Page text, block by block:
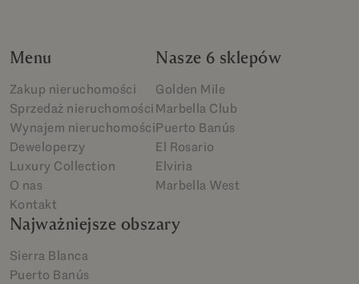
Menu
Zakup nieruchomości
Sprzedaż nieruchomości
Wynajem nieruchomości
Deweloperzy
Luxury Collection
O nas
Kontakt
Nasze 6 sklepów
Golden Mile
Marbella Club
Puerto Banús
El Rosario
Elviria
Marbella West
Najważniejsze obszary
Sierra Blanca
Puerto Banús